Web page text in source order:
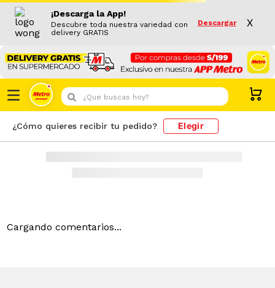
¡Descarga la App!
Descubre toda nuestra variedad con
delivery GRATIS
Descargar X
¿Que buscas hoy?
¿Cómo quieres recibir tu pedido? Elegir
Resultado de búsqueda PRODUCTOS